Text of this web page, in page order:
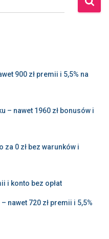
900 zł premii i 5,5% na
– nawet 1960 zł bonusów i
za 0 zł bez warunków i
i konto bez opłat
nawet 720 zł premii i 5,5%